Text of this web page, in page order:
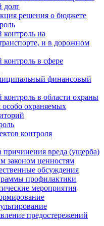
долг
решения о бюджете
на
и в дорожном
в сфере
финансовый
в области охраны
особо охраняемых
контроля
причинения вреда (ущерба)
законом ценностям
обсуждения
профилактики
мероприятия
предостережений